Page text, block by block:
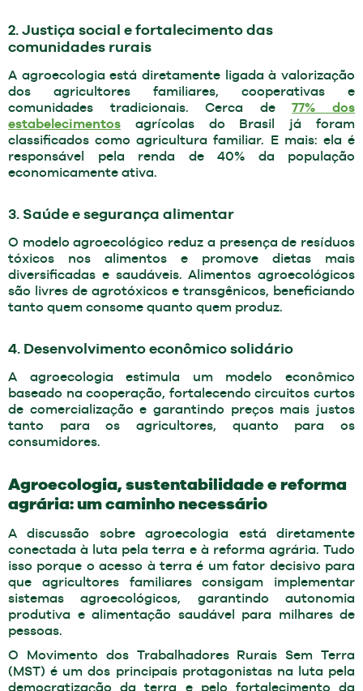
2. Justiça social e fortalecimento das
comunidades rurais
A agroecologia está diretamente ligada à valorização
dos agricultores familiares, cooperativas e
comunidades tradicionais. Cerca de77% dos
estabelecimentos agrícolas do Brasil já foram
classificados como agricultura familiar. E mais: ela é
responsável pela renda de 40% da população
economicamente ativa.
3. Saúde e segurança alimentar
O modelo agroecológico reduz a presença de resíduos
tóxicos nos alimentos e promove dietas mais
diversificadas e saudáveis. Alimentos agroecológicos
são livres de agrotóxicos e transgênicos, beneficiando
tanto quem consome quanto quem produz.
4. Desenvolvimento econômico solidário
A agroecologia estimula um modelo econômico
baseado na cooperação, fortalecendo circuitos curtos
de comercialização e garantindo preços mais justos
tanto para os agricultores, quanto para os
consumidores.
Agroecologia, sustentabilidade e reforma
agrária: um caminho necessário
A discussão sobre agroecologia está diretamente
conectada à luta pela terra e à reforma agrária. Tudo
isso porque o acesso à terra é um fator decisivo para
que agricultores familiares consigam implementar
sistemas agroecológicos, garantindo autonomia
produtiva e alimentação saudável para milhares de
pessoas.
O Movimento dos Trabalhadores Rurais Sem Terra
(MST) é um dos principais protagonistas na luta pela
democratização da terra e pelo fortalecimento da